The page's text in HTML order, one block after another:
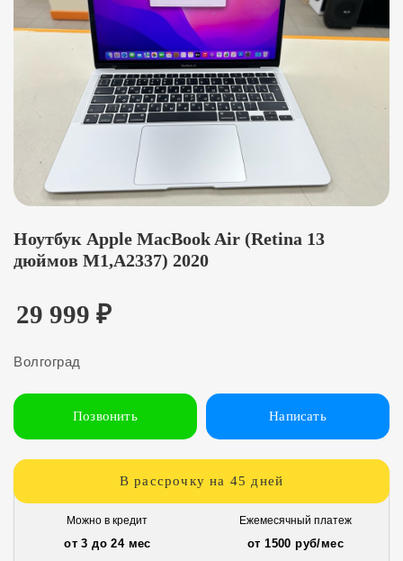
Ноутбук Apple MacBook Air (Retina 13
дюймов M1,A2337) 2020
29 999 ₽
Волгоград
Позвонить Написать
В рассрочку на 45 дней
Можно в кредит
от 3 до 24 мес
Ежемесячный платеж
от 1500 руб/мес